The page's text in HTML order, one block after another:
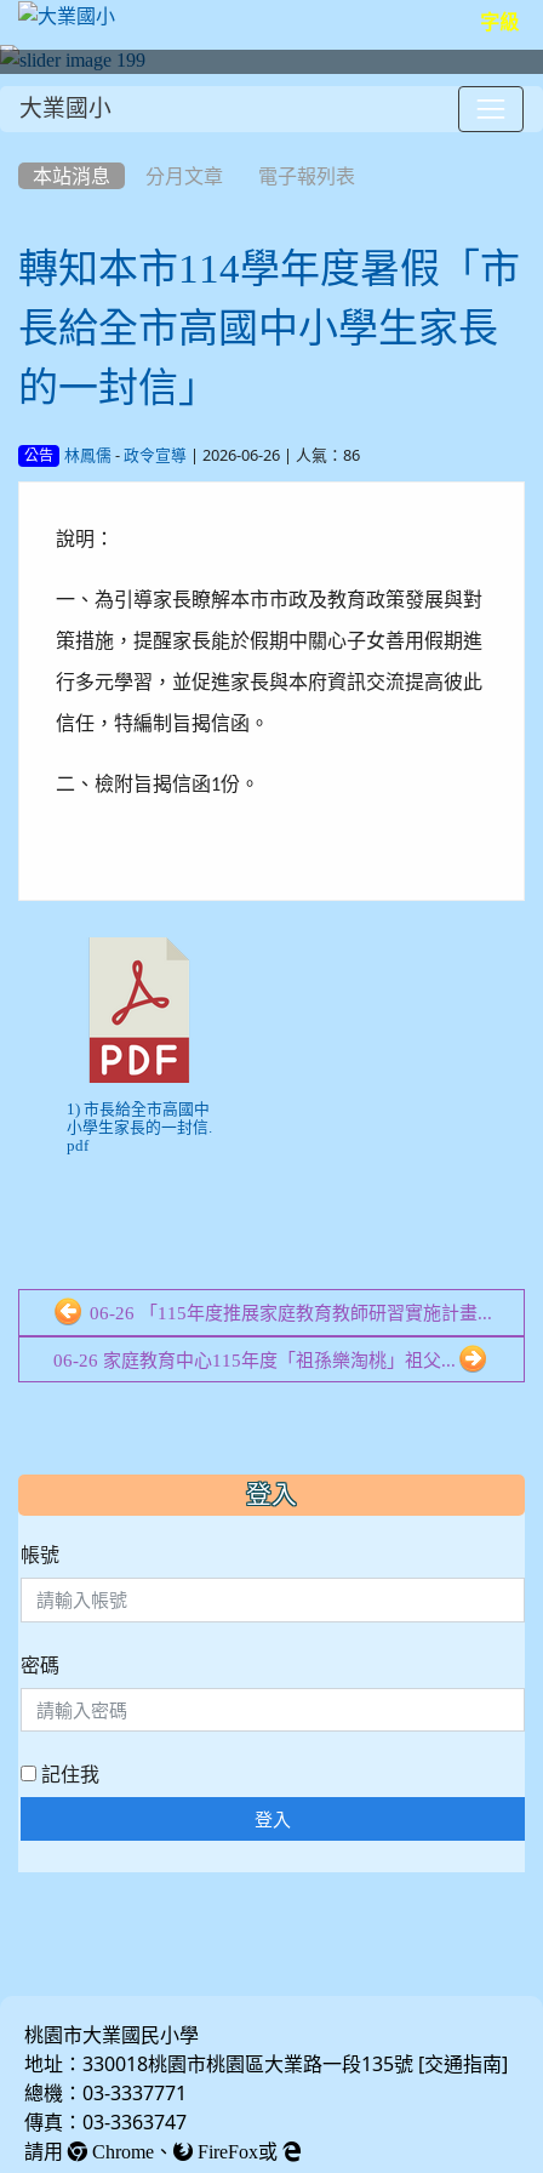
字級
大業國小
本站消息 分月文章 電子報列表
轉知本市114學年度暑假「市
長給全市高國中小學生家長
的一封信」
公告 林鳳儒- 政令宣導| 2026-06-26 | 人氣：86
說明：
一、為引導家長瞭解本市市政及教育政策發展與對
策措施，提醒家長能於假期中關心子女善用假期進
行多元學習，並促進家長與本府資訊交流提高彼此
信任，特編制旨揭信函。
二、檢附旨揭信函1份。
1) 市長給全市高國中
小學生家長的一封信.
pdf
06-26 「115年度推展家庭教育教師研習實施計畫...
06-26 家庭教育中心115年度「祖孫樂淘桃」祖父...
::: 登入
帳號
密碼
記住我
登入
桃園市大業國民小學
地址：330018桃園市桃園區大業路一段135號 [交通指南]
總機：03-3337771
傳真：03-3363747
請用
Chrome 、 FireFox或